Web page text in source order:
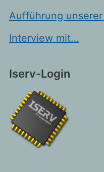
Aufführung
Interview mit…
Iserv-Login